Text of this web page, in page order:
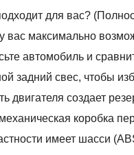
для вас?
вас максимально
автомобиль и
задний свес, чтобы
двигателя создает
коробка
имеет шасси